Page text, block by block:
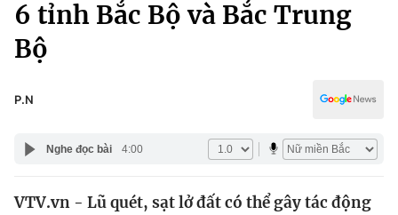
Chính trịThể thao
Giáo dục
6 tỉnh Bắc Bộ và Bắc Trung
Bộ
P.N
Nghe đọc bài 4:00
VTV.vn - Lũ quét, sạt lở đất có thể gây tác động